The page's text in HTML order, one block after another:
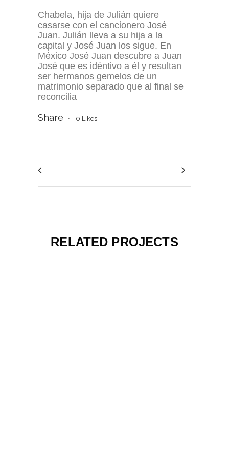
Chabela, hija de Julián quiere
casarse con el cancionero José
Juan. Julián lleva a su hija a la
capital y José Juan los sigue. En
México José Juan descubre a Juan
José que es idéntivo a él y resultan
ser hermanos gemelos de un
matrimonio separado que al final se
reconcilia
Share 0 Likes
RELATED PROJECTS